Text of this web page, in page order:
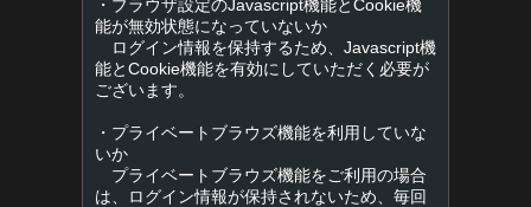
・ブラウザ設定のJavascript機能とCookie機
能が無効状態になっていないか
ログイン情報を保持するため、Javascript機
能とCookie機能を有効にしていただく必要が
ございます。
・プライベートブラウズ機能を利用していな
いか
プライベートブラウズ機能をご利用の場合
は、ログイン情報が保持されないため、毎回